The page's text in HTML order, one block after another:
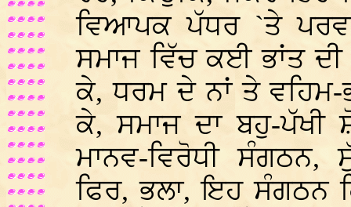
ਵਿਆਪਕ ਪੱਧਰ `ਤੇ
ਸਮਾਜ ਵਿੱਚ ਕਈ ਭਾਂਤ
ਕੇ, ਧਰਮ ਦੇ ਨਾਂ ਤੇ
ਕੇ, ਸਮਾਜ ਦਾ ਬਹੁ-ਪੱਖੀ
ਮਾਨਵ-ਵਿਰੋਧੀ ਸੰਗਠਨ,
ਫਿਰ, ਭਲਾ, ਇਹ ਸੰਗਠਨ